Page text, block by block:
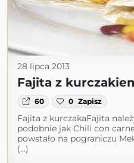
28 lipca 2013
Fajita z
60 0 Zapisz
Fajita z kurczakaFajita
podobnie jak Chili con
powstało na pograniczu
(...)